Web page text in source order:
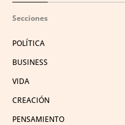
Secciones
POLÍTICA
BUSINESS
VIDA
CREACIÓN
PENSAMIENTO